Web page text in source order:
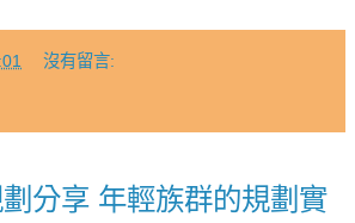
沒有留言:
分享 年輕族群的規劃實